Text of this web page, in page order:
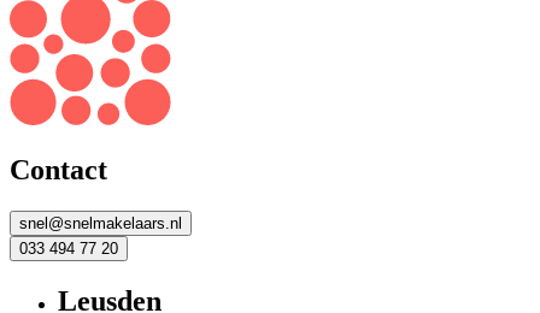
Contact
snel@snelmakelaars.nl
033 494 77 20
Leusden